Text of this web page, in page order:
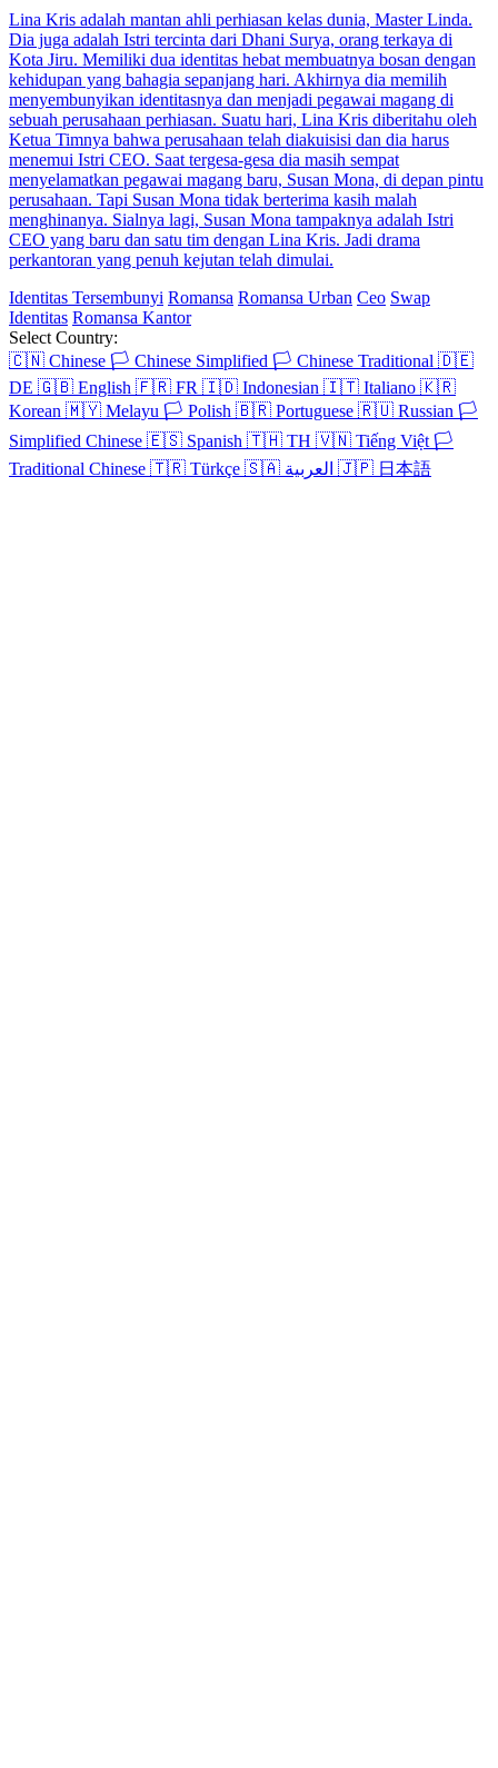
Lina Kris adalah mantan ahli perhiasan kelas dunia, Master Linda.
Dia juga adalah Istri tercinta dari Dhani Surya, orang terkaya di
Kota Jiru. Memiliki dua identitas hebat membuatnya bosan dengan
kehidupan yang bahagia sepanjang hari. Akhirnya dia memilih
menyembunyikan identitasnya dan menjadi pegawai magang di
sebuah perusahaan perhiasan. Suatu hari, Lina Kris diberitahu oleh
Ketua Timnya bahwa perusahaan telah diakuisisi dan dia harus
menemui Istri CEO. Saat tergesa-gesa dia masih sempat
menyelamatkan pegawai magang baru, Susan Mona, di depan pintu
perusahaan. Tapi Susan Mona tidak berterima kasih malah
menghinanya. Sialnya lagi, Susan Mona tampaknya adalah Istri
CEO yang baru dan satu tim dengan Lina Kris. Jadi drama
perkantoran yang penuh kejutan telah dimulai.
Identitas Tersembunyi Romansa Romansa Urban Ceo Swap
Identitas Romansa Kantor
Select Country:
🇨🇳 Chinese 🏳️ Chinese Simplified 🏳️ Chinese Traditional 🇩🇪
DE 🇬🇧 English 🇫🇷 FR 🇮🇩 Indonesian 🇮🇹 Italiano 🇰🇷
Korean 🇲🇾 Melayu 🏳️ Polish 🇧🇷 Portuguese 🇷🇺 Russian 🏳️
Simplified Chinese 🇪🇸 Spanish 🇹🇭 TH 🇻🇳 Tiếng Việt 🏳️
Traditional Chinese 🇹🇷 Türkçe 🇸🇦 🇯🇵 日本語